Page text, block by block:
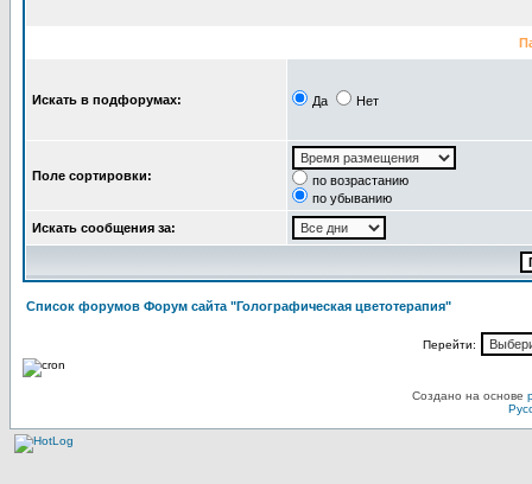
Искать в подфорумах: Да Нет
Поле сортировки:
по возрастанию
по убыванию
Искать сообщения за:
Список форумов Форум сайта "Голографическая цветотерапия"
Перейти:
Создано на основе